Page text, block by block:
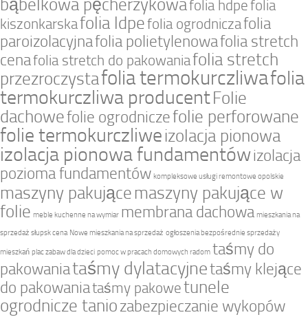
bąbelkowa pęcherzykowafolia hdpefolia
kiszonkarskafolia ldpefolia ogrodniczafolia
paroizolacyjnafolia polietylenowafolia stretch
cenafolia stretch do pakowaniafolia stretch
przezroczystafolia termokurczliwafolia
termokurczliwa producentFolie
dachowefolie ogrodniczefolie perforowane
folie termokurczliwe izolacja pionowa
izolacja pionowa fundamentówizolacja
pozioma fundamentów kompleksowe usługi remontowe opolskie
maszyny pakujące maszyny pakujące w
folie meble kuchenne na wymiar membrana dachowa mieszkania na
sprzedaż słupsk cena Nowe mieszkania na sprzedaż ogłoszenia bezpośrednie sprzedaży
mieszkań plac zabaw dla dzieci pomoc w pracach domowych radom taśmy do
pakowaniataśmy dylatacyjnetaśmy klejące
do pakowaniataśmy pakowetunele
ogrodnicze taniozabezpieczanie wykopów